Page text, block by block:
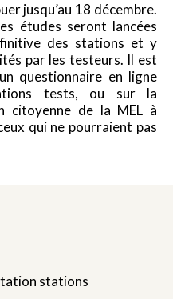
jusqu’au 18 décembre.
études seront lancées
des stations et y
par les testeurs. Il est
questionnaire en ligne
tests, ou sur la
citoyenne de la MEL à
qui ne pourraient pas
stations